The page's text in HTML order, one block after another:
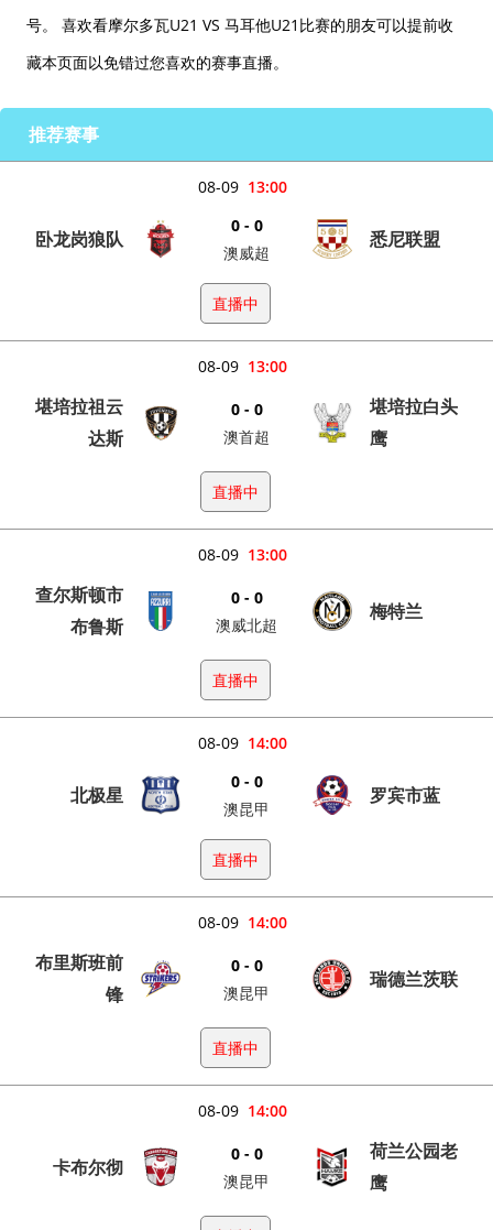
号。 喜欢看摩尔多瓦U21 VS 马耳他U21比赛的朋友可以提前收
藏本页面以免错过您喜欢的赛事直播。
推荐赛事
13:00
08-09
卧龙岗狼队
0 - 0
澳威超
悉尼联盟
直播中
13:00
08-09
堪培拉祖云
达斯
0 - 0
澳首超
堪培拉白头
鹰
直播中
13:00
08-09
查尔斯顿市
布鲁斯
0 - 0
澳威北超
梅特兰
直播中
14:00
08-09
北极星
0 - 0
澳昆甲
罗宾市蓝
直播中
14:00
08-09
布里斯班前
锋
0 - 0
澳昆甲
瑞德兰茨联
直播中
14:00
08-09
卡布尔彻
0 - 0
澳昆甲
荷兰公园老
鹰